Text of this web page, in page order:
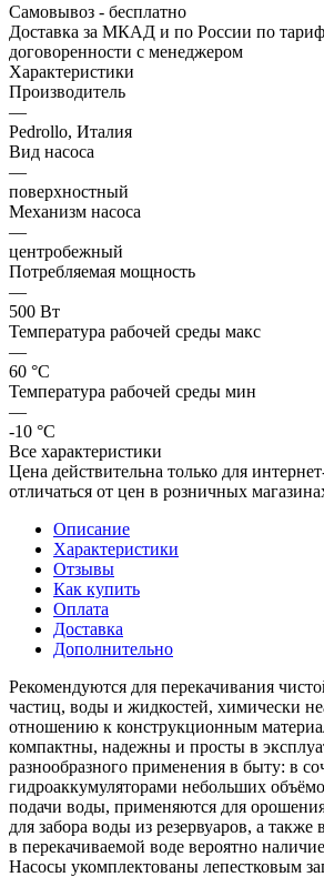
Самовывоз - бесплатно
Доставка за МКАД и по России по
договоренности с менеджером
Характеристики
Производитель
—
Pedrollo, Италия
Вид насоса
—
поверхностный
Механизм насоса
—
центробежный
Потребляемая мощность
—
500 Вт
Температура рабочей среды макс
—
60 °С
Температура рабочей среды мин
—
-10 °С
Все характеристики
Цена действительна только для
отличаться от цен в розничных
Описание
Характеристики
Отзывы
Как купить
Оплата
Доставка
Дополнительно
Рекомендуются для перекачивания
частиц, воды и жидкостей, химически
отношению к конструкционным
компактны, надежны и просты в
разнообразного применения в быту: в
гидроаккумуляторами небольших
подачи воды, применяются для
для забора воды из резервуаров, а также
в перекачиваемой воде вероятно
Насосы укомплектованы лепестковым